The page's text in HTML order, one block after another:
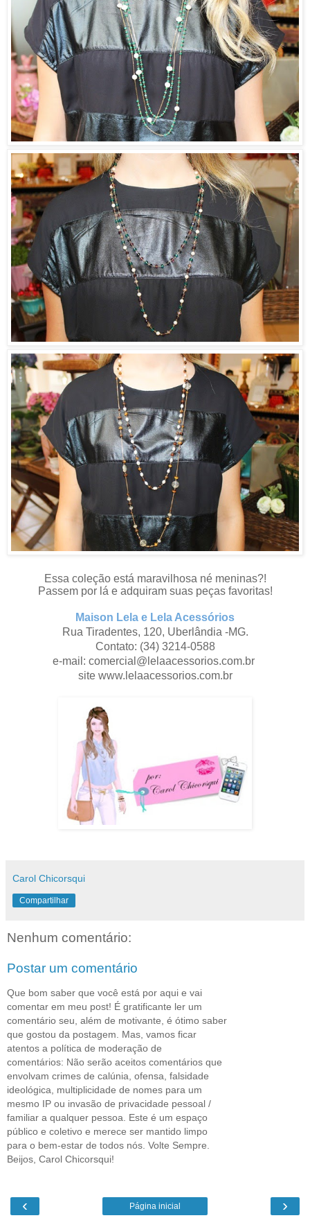
Essa coleção está maravilhosa né meninas?!
Passem por lá e adquiram suas peças favoritas!
Maison Lela e Lela Acessórios
Rua Tiradentes, 120, Uberlândia -MG.
Contato: (34) 3214-0588
e-mail: comercial@lelaacessorios.com.br
site www.lelaacessorios.com.br
Carol Chicorsqui
Compartilhar
Nenhum comentário:
Postar um comentário
Que bom saber que você está por aqui e vai
comentar em meu post! É gratificante ler um
comentário seu, além de motivante, é ótimo saber
que gostou da postagem. Mas, vamos ficar
atentos a política de moderação de
comentários: Não serão aceitos comentários que
envolvam crimes de calúnia, ofensa, falsidade
ideológica, multiplicidade de nomes para um
mesmo IP ou invasão de privacidade pessoal /
familiar a qualquer pessoa. Este é um espaço
público e coletivo e merece ser mantido limpo
para o bem-estar de todos nós. Volte Sempre.
Beijos, Carol Chicorsqui!
‹ ›
Página inicial